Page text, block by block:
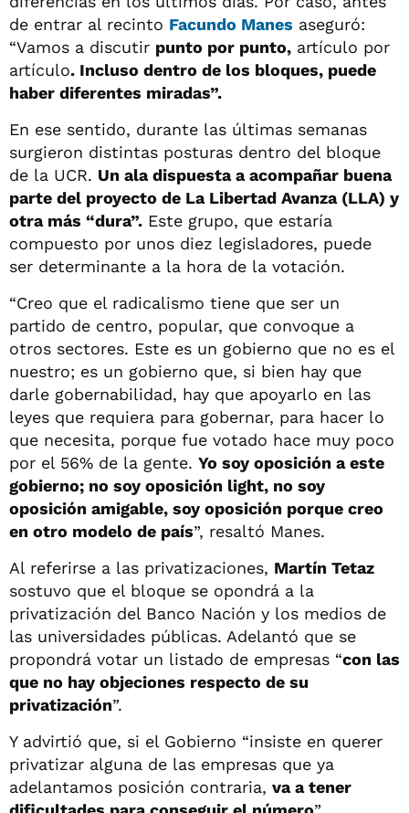
de entrar al recinto Facundo Manes aseguró:
“Vamos a discutir punto por punto, artículo por
artículo. Incluso dentro de los bloques, puede
haber diferentes miradas”.
En ese sentido, durante las últimas semanas
surgieron distintas posturas dentro del bloque
de la UCR. Un ala dispuesta a acompañar buena
parte del proyecto de La Libertad Avanza (LLA) y
otra más “dura”. Este grupo, que estaría
compuesto por unos diez legisladores, puede
ser determinante a la hora de la votación.
“Creo que el radicalismo tiene que ser un
partido de centro, popular, que convoque a
otros sectores. Este es un gobierno que no es el
nuestro; es un gobierno que, si bien hay que
darle gobernabilidad, hay que apoyarlo en las
leyes que requiera para gobernar, para hacer lo
que necesita, porque fue votado hace muy poco
por el 56% de la gente. Yo soy oposición a este
gobierno; no soy oposición light, no soy
oposición amigable, soy oposición porque creo
en otro modelo de país”, resaltó Manes.
Al referirse a las privatizaciones, Martín Tetaz
sostuvo que el bloque se opondrá a la
privatización del Banco Nación y los medios de
las universidades públicas. Adelantó que se
propondrá votar un listado de empresas “con las
que no hay objeciones respecto de su
privatización”.
Y advirtió que, si el Gobierno “insiste en querer
privatizar alguna de las empresas que ya
adelantamos posición contraria, va a tener